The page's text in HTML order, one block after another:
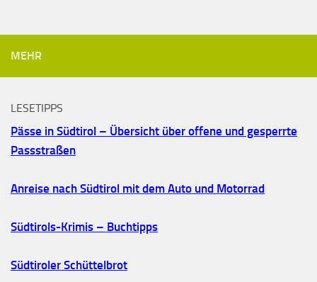
MEHR
LESETIPPS
Pässe in Südtirol – Übersicht über offene und gesperrte
Passstraßen
Anreise nach Südtirol mit dem Auto und Motorrad
Südtirols-Krimis – Buchtipps
Südtiroler Schüttelbrot